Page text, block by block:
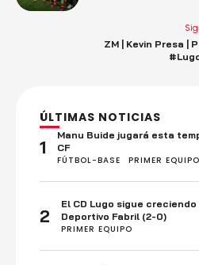
ZM | Kevin Presa |
ÚLTIMAS NOTICIAS
1
Manu Buide jugará esta
CF
FÚTBOL-BASE
PRIMER EQUIPO
2
El CD Lugo sigue
Deportivo Fabril (2-0)
PRIMER EQUIPO